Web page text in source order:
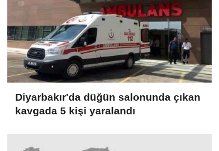
Diyarbakır'da düğün salonunda çıkan
kavgada 5 kişi yaralandı